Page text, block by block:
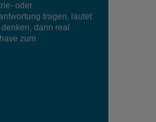
oder
tragen, lautet
dann real
zum